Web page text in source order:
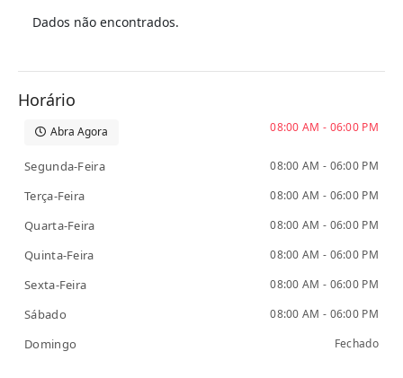
Dados não encontrados.
Horário
Abra Agora 08:00 AM - 06:00 PM
Segunda-Feira 08:00 AM - 06:00 PM
Terça-Feira 08:00 AM - 06:00 PM
Quarta-Feira 08:00 AM - 06:00 PM
Quinta-Feira 08:00 AM - 06:00 PM
Sexta-Feira 08:00 AM - 06:00 PM
Sábado 08:00 AM - 06:00 PM
Domingo Fechado